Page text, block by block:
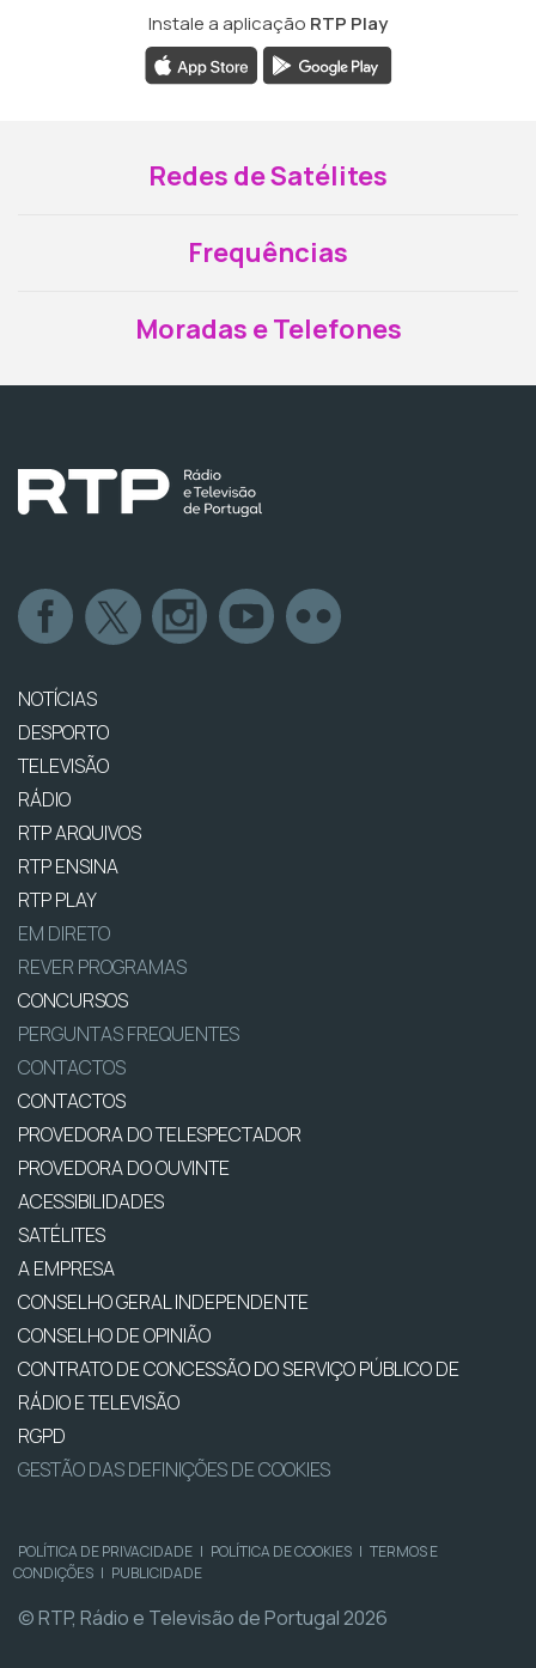
Instale a aplicação RTP Play
Redes de Satélites
Frequências
Moradas e Telefones
NOTÍCIAS
DESPORTO
TELEVISÃO
RÁDIO
RTP ARQUIVOS
RTP ENSINA
RTP PLAY
EM DIRETO
REVER PROGRAMAS
CONCURSOS
PERGUNTAS FREQUENTES
CONTACTOS
CONTACTOS
PROVEDORA DO TELESPECTADOR
PROVEDORA DO OUVINTE
ACESSIBILIDADES
SATÉLITES
A EMPRESA
CONSELHO GERAL INDEPENDENTE
CONSELHO DE OPINIÃO
CONTRATO DE CONCESSÃO DO SERVIÇO PÚBLICO DE
RÁDIO E TELEVISÃO
RGPD
GESTÃO DAS DEFINIÇÕES DE COOKIES
POLÍTICA DE PRIVACIDADE | POLÍTICA DE COOKIES | TERMOS E
CONDIÇÕES | PUBLICIDADE
© RTP, Rádio e Televisão de Portugal 2026